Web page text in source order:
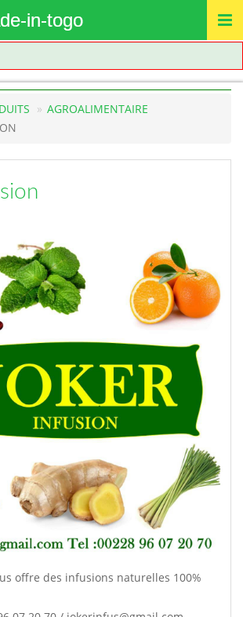
in-togo
AGROALIMENTAIRE
offre des infusions naturelles 100%